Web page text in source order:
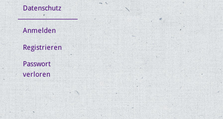
Datenschutz
Anmelden
Registrieren
Passwort
verloren